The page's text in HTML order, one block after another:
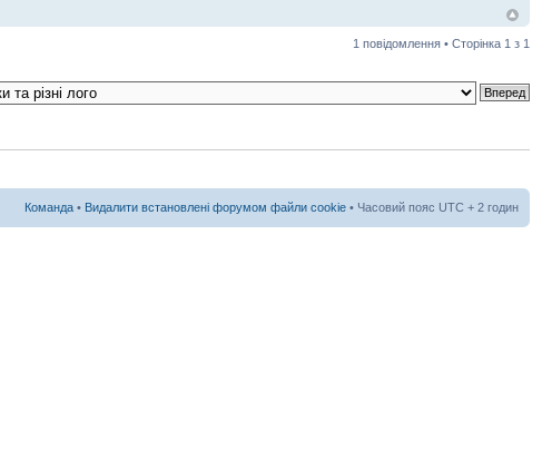
1 повідомлення • Сторінка 1 з 1
Команда • Видалити встановлені форумом файли cookie • Часовий пояс UTC + 2 годин